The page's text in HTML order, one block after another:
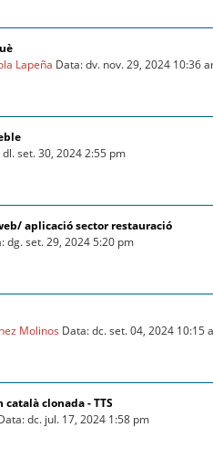
Lapeña Data: dv. nov. 29, 2024 10:36
dl. set. 30, 2024 2:55 pm
aplicació sector restauració
dg. set. 29, 2024 5:20 pm
Molinos Data: dc. set. 04, 2024 10:15
clonada - TTS
dc. jul. 17, 2024 1:58 pm